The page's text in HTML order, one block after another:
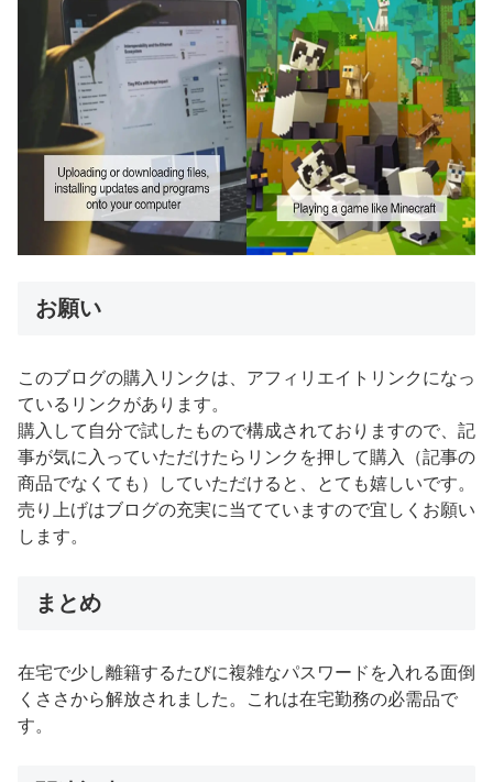
お願い
このブログの購入リンクは、アフィリエイトリンクになっ
ているリンクがあります。
購入して自分で試したもので構成されておりますので、記
事が気に入っていただけたらリンクを押して購入（記事の
商品でなくても）していただけると、とても嬉しいです。
売り上げはブログの充実に当てていますので宜しくお願い
します。
まとめ
在宅で少し離籍するたびに複雑なパスワードを入れる面倒
くささから解放されました。これは在宅勤務の必需品で
す。